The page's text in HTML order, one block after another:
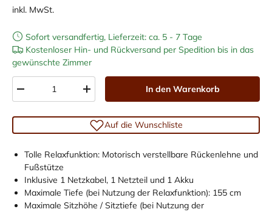
inkl. MwSt.
Sofort versandfertig, Lieferzeit: ca. 5 - 7 Tage
Kostenloser Hin- und Rückversand per Spedition bis in das
gewünschte Zimmer
-
+ In den Warenkorb
Auf die Wunschliste
Tolle Relaxfunktion: Motorisch verstellbare Rückenlehne und
Fußstütze
Inklusive 1 Netzkabel, 1 Netzteil und 1 Akku
Maximale Tiefe (bei Nutzung der Relaxfunktion): 155 cm
Maximale Sitzhöhe / Sitztiefe (bei Nutzung der